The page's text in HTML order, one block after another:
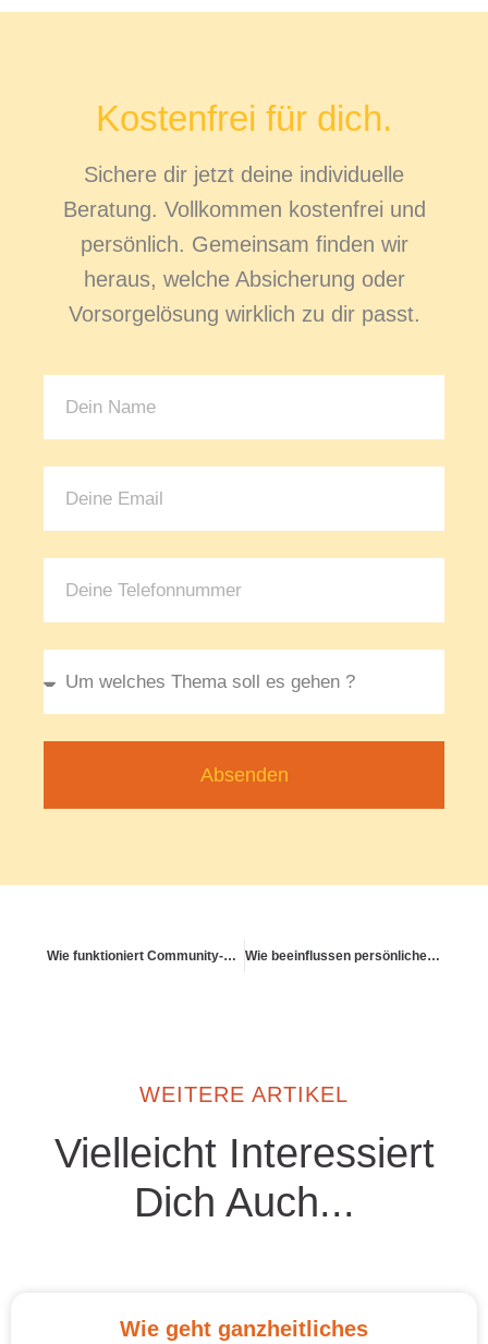
Kostenfrei für dich.
Sichere dir jetzt deine individuelle
Beratung. Vollkommen kostenfrei und
persönlich. Gemeinsam finden wir
heraus, welche Absicherung oder
Vorsorgelösung wirklich zu dir passt.
Absenden
Wie funktioniert Community-Gesundheit konkret? Wie beeinflussen persönliche Werte mein Gesundheitsverhalten?
WEITERE ARTIKEL
Vielleicht Interessiert
Dich Auch...
Wie geht ganzheitliches